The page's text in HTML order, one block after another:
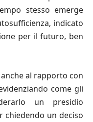
stesso emerge
indicato
per il futuro, ben
al rapporto con
come gli
un presidio
chiedendo un deciso